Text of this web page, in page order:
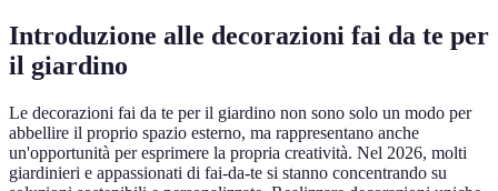
Introduzione alle decorazioni fai da te per
il giardino
Le decorazioni fai da te per il giardino non sono solo un modo per
abbellire il proprio spazio esterno, ma rappresentano anche
un'opportunità per esprimere la propria creatività. Nel 2026, molti
giardinieri e appassionati di fai-da-te si stanno concentrando su